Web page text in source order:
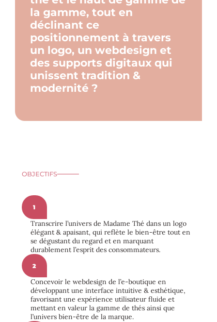
la gamme, tout en
déclinant ce
positionnement à travers
un logo, un webdesign et
des supports digitaux qui
unissent tradition &
modernité ?
OBJECTIFS
1
Transcrire l’univers de Madame Thé dans un logo
élégant & apaisant, qui reflète le bien-être tout en
se dégustant du regard et en marquant
durablement l’esprit des consommateurs.
2
Concevoir le webdesign de l’e-boutique en
développant une interface intuitive & esthétique,
favorisant une expérience utilisateur fluide et
mettant en valeur la gamme de thés ainsi que
l’univers bien-être de la marque.